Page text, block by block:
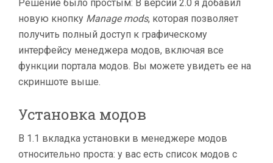
Решение было простым: В версии 2.0 я добавил
новую кнопку Manage mods, которая позволяет
получить полный доступ к графическому
интерфейсу менеджера модов, включая все
функции портала модов. Вы можете увидеть ее на
скриншоте выше.
Установка модов
В 1.1 вкладка установки в менеджере модов
относительно проста: у вас есть список модов с